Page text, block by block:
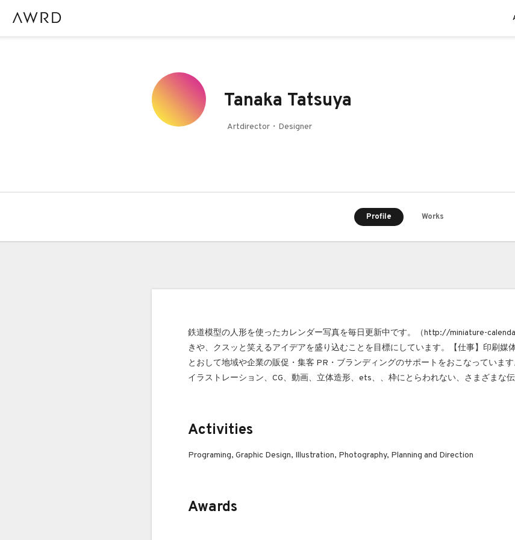
Tanaka Tatsuya
Artdirector・Designer
Profile Works
鉄道模型の人形を使ったカレンダー写真を毎日更新中です。（http://miniature-
きや、クスッと笑えるアイデアを盛り込むことを目標にしています。【仕事】印刷媒
とおして地域や企業の販促・集客 PR・ブランディングのサポートをおこなっています
イラストレーション、CG、動画、立体造形、ets、、枠にとらわれない、さまざまな
Activities
Programing, Graphic Design, Illustration, Photography, Planning and Direction
Awards